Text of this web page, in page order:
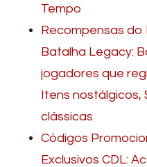
Tempo
Recompensas do
Batalha Legacy:
jogadores que
Itens nostálgicos,
clássicas
Códigos
Exclusivos CDL: